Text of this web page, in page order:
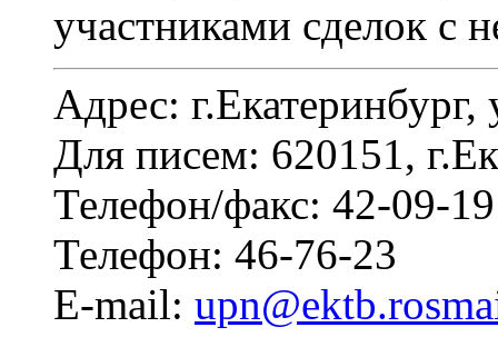
участниками сделок
Адрес:
Для писем: 620151,
Телефон/факс: 42-09-19
Телефон: 46-76-23
E-mail: